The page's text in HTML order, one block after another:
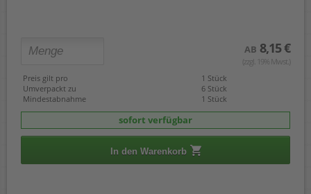
AB 8,15 €
(zzgl. 19% Mwst.)
Preis gilt pro
1 Stück
Umverpackt zu
6 Stück
Mindestabnahme
1 Stück
sofort verfügbar
In den Warenkorb